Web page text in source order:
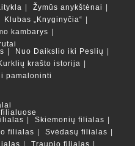
Žymūs anykštėnai
Klubas „Knyginyčia“
kambarys
Nuo Daikslio iki Peslių
krašto istorija
pamaloninti
Skiemonių filialas
filialas
Svėdasų filialas
Traupio filialas